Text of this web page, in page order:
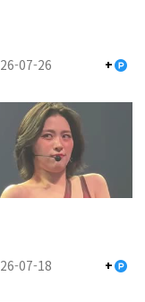
26-07-26 +
26-07-18 +